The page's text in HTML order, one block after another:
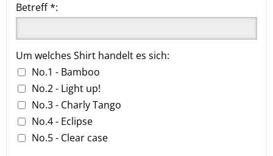
Betreff *:
Um welches Shirt handelt es sich:
No.1 - Bamboo
No.2 - Light up!
No.3 - Charly Tango
No.4 - Eclipse
No.5 - Clear case